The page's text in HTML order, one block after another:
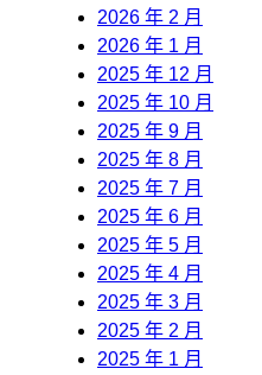
2026 年 2 月
2026 年 1 月
2025 年 12 月
2025 年 10 月
2025 年 9 月
2025 年 8 月
2025 年 7 月
2025 年 6 月
2025 年 5 月
2025 年 4 月
2025 年 3 月
2025 年 2 月
2025 年 1 月